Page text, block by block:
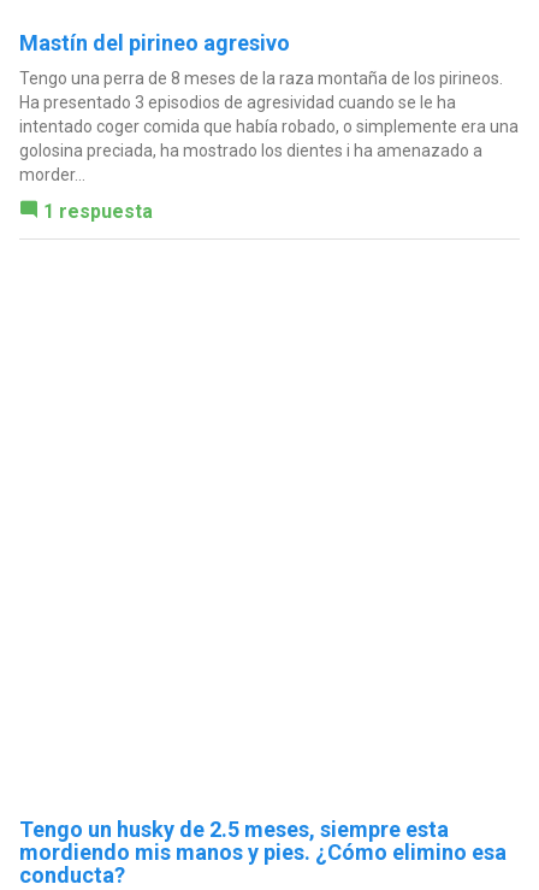
Mastín del pirineo agresivo
Tengo una perra de 8 meses de la raza montaña de los pirineos.
Ha presentado 3 episodios de agresividad cuando se le ha
intentado coger comida que había robado, o simplemente era una
golosina preciada, ha mostrado los dientes i ha amenazado a
morder...
1 respuesta
Tengo un husky de 2.5 meses, siempre esta
mordiendo mis manos y pies. ¿Cómo elimino esa
conducta?